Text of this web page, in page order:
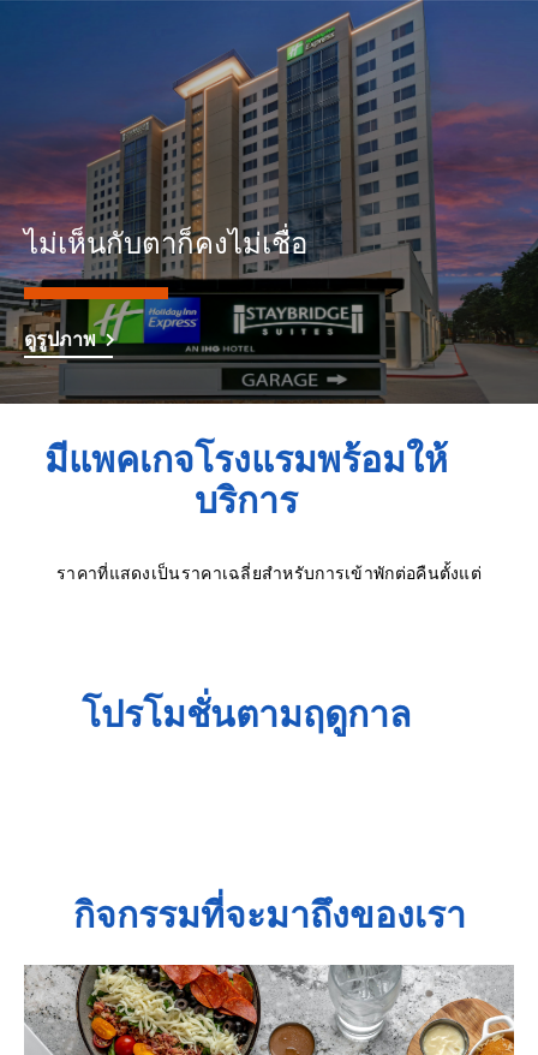
ไม่เห็นกับตาก็คงไม่เชื่อ
ดูรูปภาพ
มีแพคเกจโรงแรมพร้อมให้
บริการ
ราคาที่แสดงเป็นราคาเฉลี่ยสำหรับการเข้าพักต่อคืนตั้งแต่
โปรโมชั่นตามฤดูกาล
กิจกรรมที่จะมาถึงของเรา
Slide